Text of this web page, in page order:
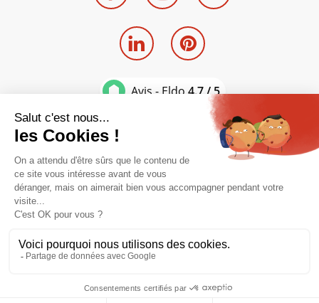
Avis - Eldo 4.7 / 5
Entreprise du
groupe SWALT
Mentions légalesPolitique de confidentialité